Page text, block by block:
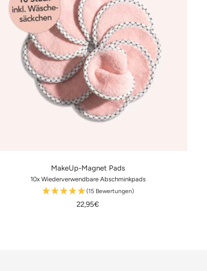
MakeUp-Magnet Pads
10x Wiederverwendbare Abschminkpads
(15 Bewertungen)
Angebotspreis
22,95€